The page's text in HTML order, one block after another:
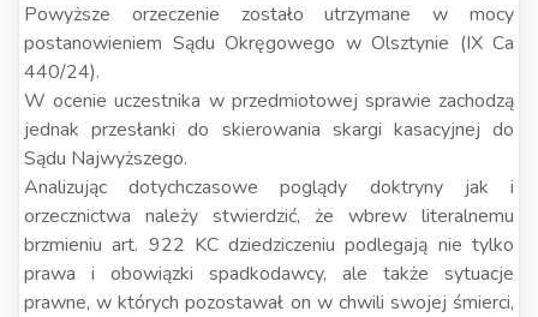
Powyższe orzeczenie zostało utrzymane w mocy
postanowieniem Sądu Okręgowego w Olsztynie (IX Ca
440/24).
W ocenie uczestnika w przedmiotowej sprawie zachodzą
jednak przesłanki do skierowania skargi kasacyjnej do
Sądu Najwyższego.
Analizując dotychczasowe poglądy doktryny jak i
orzecznictwa należy stwierdzić, że wbrew literalnemu
brzmieniu art. 922 KC dziedziczeniu podlegają nie tylko
prawa i obowiązki spadkodawcy, ale także sytuacje
prawne, w których pozostawał on w chwili swojej śmierci,